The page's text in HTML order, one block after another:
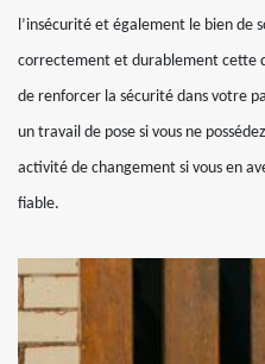
l’insécurité et également le bien de
correctement et durablement cette
de renforcer la sécurité dans votre
un travail de pose si vous ne
activité de changement si vous en
fiable.